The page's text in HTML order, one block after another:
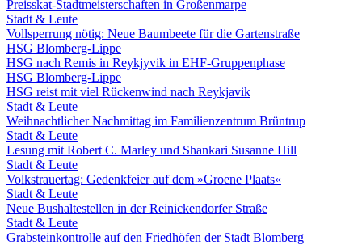
Preisskat-Stadtmeisterschaften in Großenmarpe
Stadt & Leute
Vollsperrung nötig: Neue Baumbeete für die Gartenstraße
HSG Blomberg-Lippe
HSG nach Remis in Reykjyvik in EHF-Gruppenphase
HSG Blomberg-Lippe
HSG reist mit viel Rückenwind nach Reykjavik
Stadt & Leute
Weihnachtlicher Nachmittag im Familienzentrum Brüntrup
Stadt & Leute
Lesung mit Robert C. Marley und Shankari Susanne Hill
Stadt & Leute
Volkstrauertag: Gedenkfeier auf dem »Groene Plaats«
Stadt & Leute
Neue Bushaltestellen in der Reinickendorfer Straße
Stadt & Leute
Grabsteinkontrolle auf den Friedhöfen der Stadt Blomberg